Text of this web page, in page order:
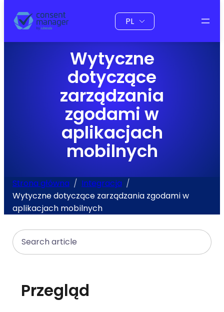
treści
Wybierz
język
Wytyczne
dotyczące
zarządzania
zgodami w
aplikacjach
mobilnych
Strona główna
Integracja
Wytyczne dotyczące zarządzania zgodami w
aplikacjach mobilnych
Search
Przegląd